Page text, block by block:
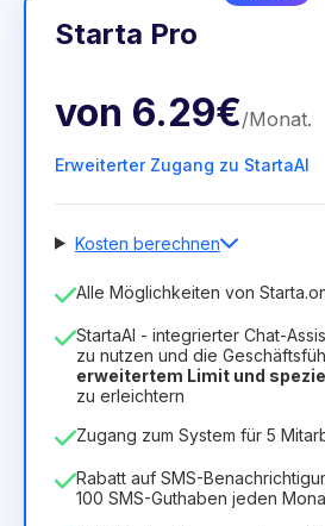
Starta Pro
von 6.29€/Monat.
Erweiterter Zugang zu StartaAI
Kosten berechnen
Anzahl der Mitarbeiter
Dauer der Lizenz
12 Months(Rabatt -25%) Vorteilhaft
8.99€ 6.29€ /Monat
Alle Möglichkeiten von
StartaAI - integrierter Chat-
zu nutzen und die
erweitertem Limit und
zu erleichtern
Zugang zum System für 5
Rabatt auf SMS-
100 SMS-Guthaben jeden